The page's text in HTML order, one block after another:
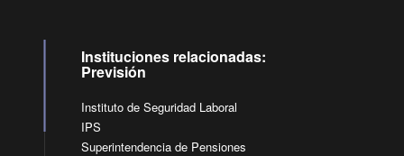
Instituciones relacionadas:
Previsión
Instituto de Seguridad Laboral
IPS
Superintendencia de Pensiones